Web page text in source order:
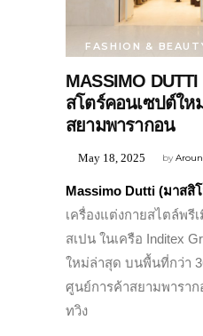
FASHION &
MASSIMO
สโตร์คอนเซปต์ใ
สยามพารากอน
by
May 18, 2025
Massimo Dutti (มาสสิ
เครื่องแต่งกายสไตล์พ
สเปน ในเครือ Inditex
ใหม่ล่าสุด บนพื้นที่กว่า
ศูนย์การค้าสยามพารา
ทวิง